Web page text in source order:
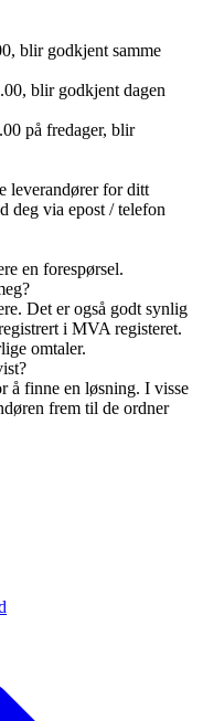
blir godkjent samme
blir godkjent dagen
på fredager, blir
leverandører for ditt
deg via epost / telefon
en forespørsel.
Det er også godt synlig
i MVA registeret.
omtaler.
å finne en løsning. I visse
frem til de ordner